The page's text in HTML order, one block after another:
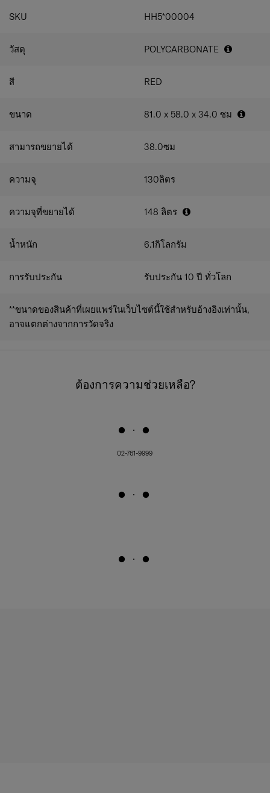
ภายในบุด้วยผ้าแจ็คการ์ดด้วยเทคโนโลยีผ้า RECYCLEX™
รหัสล็อคแบบฝัง TSA 008 รหัสล็อคแบบฝัง TSA และซิป
ขณะเดินทางที่ด้านหน้าของเคส
ช่องแบ่งสองด้านที่ใช้งานได้พร้อมช่องใส่ของหลายช่อง
ระหว่างการเดินทางด้วยตะขอที่แนบมา
กระเป๋าบรรจุสัมภาระที่สะดวกสำหรับการจัดสัมภาระ
SKU HH5*00004
วัสดุ POLYCARBONATE
สี RED
ขนาด 81.0 x 58.0 x 34.0 ซม
สามารถขยายได้ 38.0ซม
ความจุ 130ลิตร
ความจุที่ขยายได้ 148 ลิตร
น้ำหนัก 6.1กิโลกรัม
การรับประกัน รับประกัน 10 ปี ทั่วโลก
**ขนาดของสินค้าที่เผยแพร่ในเว็บไซต์นี้ใช้สำหรับอ้างอิงเท่านั้น,
อาจแตกต่างจากการวัดจริง
ต้องการความช่วยเหลือ?
02-761-9999